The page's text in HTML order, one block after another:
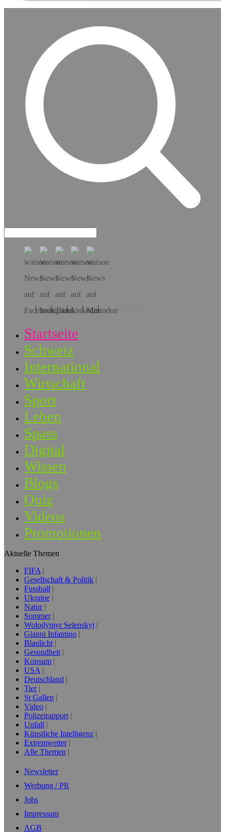
Hol dir die App!
Startseite
Schweiz
International
Wirtschaft
Sport
Leben
Spass
Digital
Wissen
Blogs
Quiz
Videos
Promotionen
Aktuelle Themen
FIFA
Gesellschaft & Politik
Fussball
Ukraine
Natur
Sommer
Wolodymyr Selenskyj
Gianni Infantino
Blaulicht
Gesundheit
Konsum
USA
Deutschland
Tier
St Gallen
Video
Polizeirapport
Unfall
Künstliche Intelligenz
Extremwetter
Alle Themen
Newsletter
Werbung / PR
Jobs
Impressum
AGB